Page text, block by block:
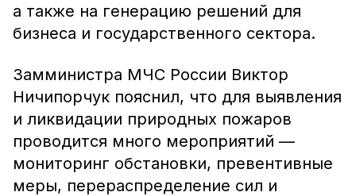
а также на генерацию решений для
бизнеса и государственного сектора.
Замминистра МЧС России Виктор
Ничипорчук пояснил, что для выявления
и ликвидации природных пожаров
проводится много мероприятий —
мониторинг обстановки, превентивные
меры, перераспределение сил и